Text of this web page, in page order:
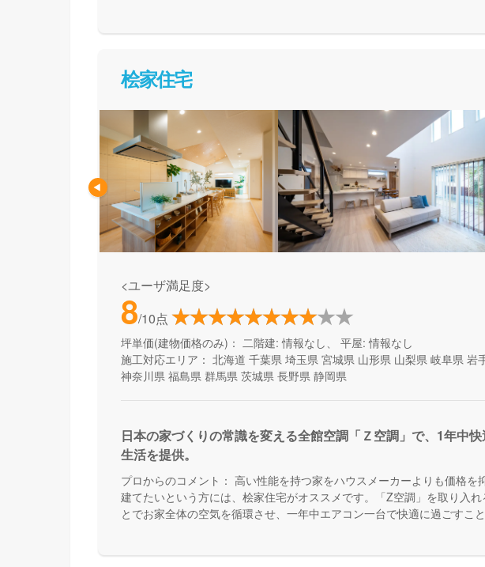
桧家住宅
<ユーザ満足度>
8/10点
坪単価(建物価格のみ)： 二階建: 情報なし、 平屋: 情報なし
施工対応エリア： 北海道 千葉県 埼玉県 宮城県 山形県 山梨県 岐阜県 岩
神奈川県 福島県 群馬県 茨城県 長野県 静岡県
日本の家づくりの常識を変える全館空調「Ｚ空調」で、1年中
生活を提供。
プロからのコメント： 高い性能を持つ家をハウスメーカーよりも価格を
建てたいという方には、桧家住宅がオススメです。「Z空調」を取り入れ
とでお家全体の空気を循環させ、一年中エアコン一台で快適に過ごすこ